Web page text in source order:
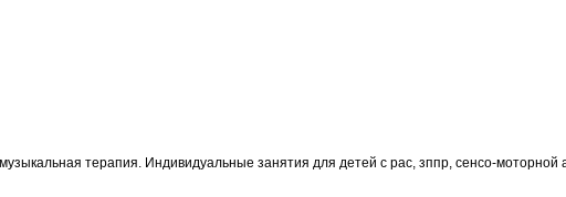
терапия. Индивидуальные занятия для детей с рас, зппр, сенсо-